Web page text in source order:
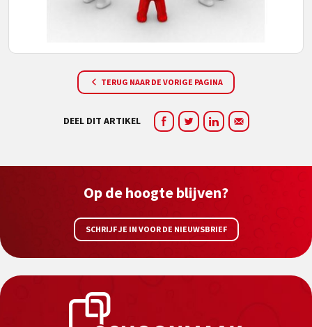
TERUG NAAR DE VORIGE PAGINA
DEEL DIT ARTIKEL
Op de hoogte blijven?
SCHRIJF JE IN VOOR DE NIEUWSBRIEF